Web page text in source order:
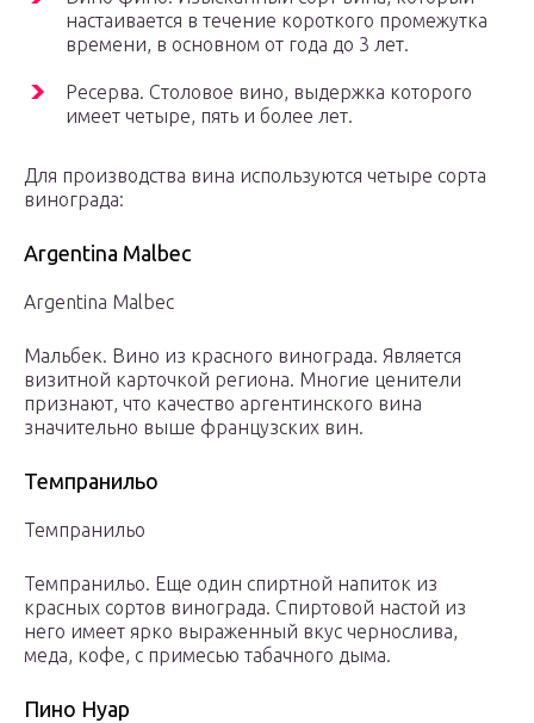
настаивается в течение короткого промежутка
времени, в основном от года до 3 лет.
Ресерва. Столовое вино, выдержка которого
имеет четыре, пять и более лет.
Для производства вина используются четыре сорта
винограда:
Argentina Malbec
Argentina Malbec
Мальбек. Вино из красного винограда. Является
визитной карточкой региона. Многие ценители
признают, что качество аргентинского вина
значительно выше французских вин.
Темпранильо
Темпранильо
Темпранильо. Еще один спиртной напиток из
красных сортов винограда. Спиртовой настой из
него имеет ярко выраженный вкус чернослива,
меда, кофе, с примесью табачного дыма.
Пино Нуар